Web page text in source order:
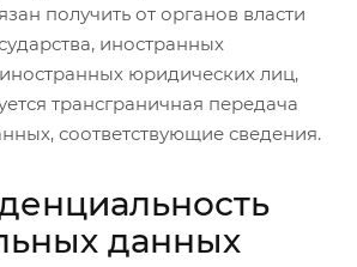
получить от органов власти
иностранных
юридических лиц,
трансграничная передача
соответствующие сведения.
данных